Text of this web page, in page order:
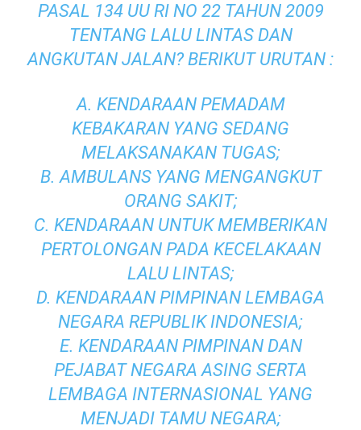
PASAL 134 UU RI NO 22 TAHUN 2009
TENTANG LALU LINTAS DAN
ANGKUTAN JALAN? BERIKUT URUTAN :
A. KENDARAAN PEMADAM
KEBAKARAN YANG SEDANG
MELAKSANAKAN TUGAS;
B. AMBULANS YANG MENGANGKUT
ORANG SAKIT;
C. KENDARAAN UNTUK MEMBERIKAN
PERTOLONGAN PADA KECELAKAAN
LALU LINTAS;
D. KENDARAAN PIMPINAN LEMBAGA
NEGARA REPUBLIK INDONESIA;
E. KENDARAAN PIMPINAN DAN
PEJABAT NEGARA ASING SERTA
LEMBAGA INTERNASIONAL YANG
MENJADI TAMU NEGARA;